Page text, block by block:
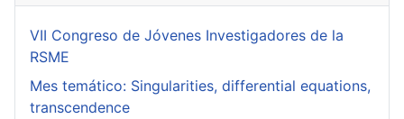
VII Congreso de Jóvenes Investigadores de la
RSME
Mes temático: Singularities, differential equations,
transcendence